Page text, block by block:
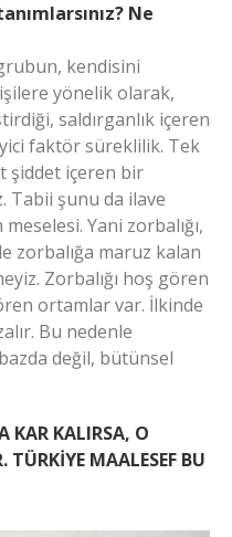
Ne
kendisini
yönelik olarak,
saldırganlık içeren
faktör süreklilik. Tek
şiddet içeren bir
Tabii şunu da ilave
Yani zorbalığı,
zorbalığa maruz kalan
Zorbalığı hoş gören
ortamlar var. İlkinde
Bu nedenle
değil, bütünsel
KAR KALIRSA, O
MAALESEF BU